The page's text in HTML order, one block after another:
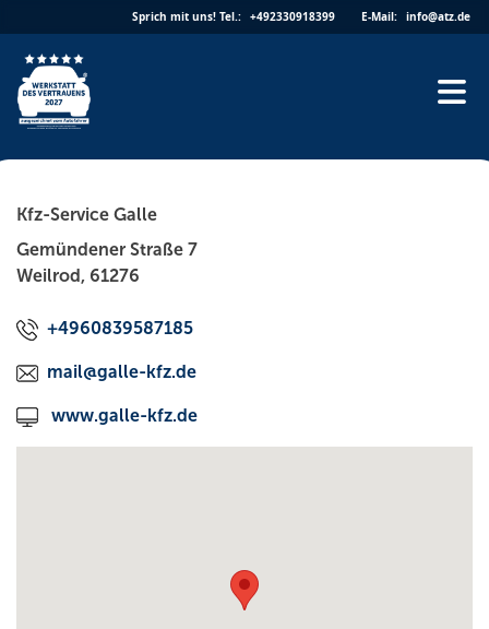
to
content
Sprich mit uns! Tel.: +492330918399 E-Mail: info@atz.de
Kfz-Service Galle
Gemündener Straße 7
Weilrod, 61276
+4960839587185
mail@galle-kfz.de
www.galle-kfz.de